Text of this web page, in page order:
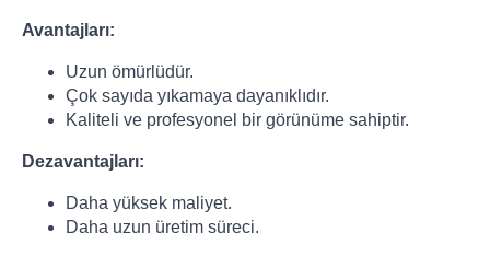
Avantajları:
Uzun ömürlüdür.
Çok sayıda yıkamaya dayanıklıdır.
Kaliteli ve profesyonel bir görünüme sahiptir.
Dezavantajları:
Daha yüksek maliyet.
Daha uzun üretim süreci.